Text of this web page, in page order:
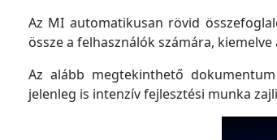
Az MI automatikusan rövid
össze a felhasználók számára,
Az alább megtekinthető
jelenleg is intenzív fejlesztési munka